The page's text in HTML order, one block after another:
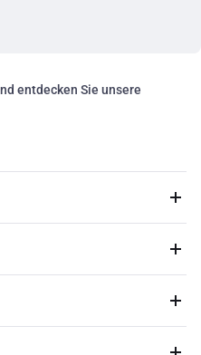
entdecken Sie unsere